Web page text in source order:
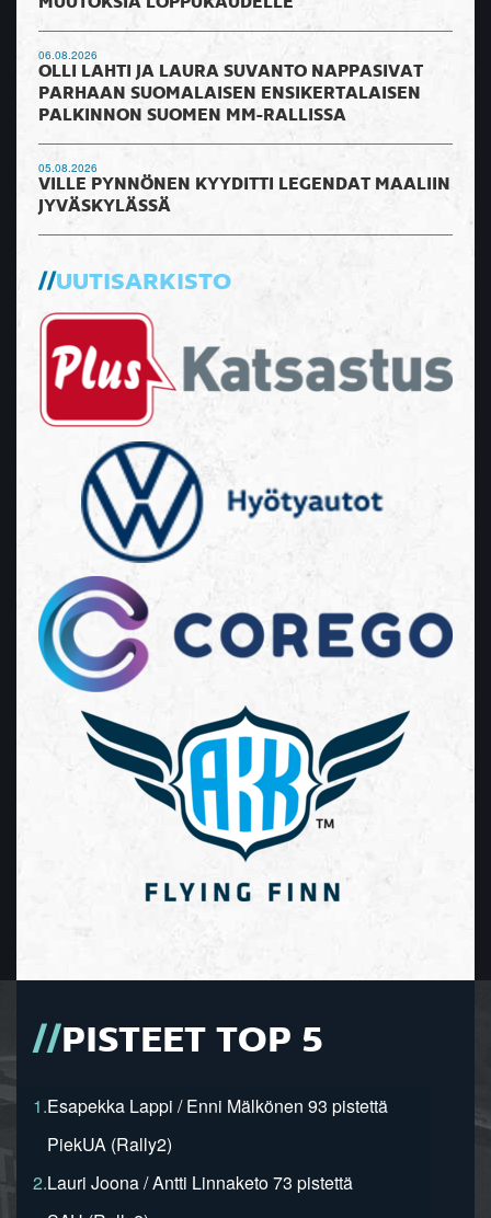
MUUTOKSIA LOPPUKAUDELLE
06.08.2026
OLLI LAHTI JA LAURA SUVANTO NAPPASIVAT
PARHAAN SUOMALAISEN ENSIKERTALAISEN
PALKINNON SUOMEN MM-RALLISSA
05.08.2026
VILLE PYNNÖNEN KYYDITTI LEGENDAT MAALIIN
JYVÄSKYLÄSSÄ
UUTISARKISTO
PISTEET TOP 5
1.Esapekka Lappi / Enni Mälkönen 93 pistettä
PiekUA (Rally2)
2.Lauri Joona / Antti Linnaketo 73 pistettä